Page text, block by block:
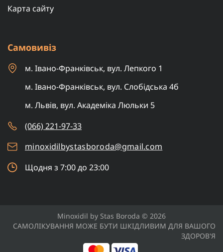
Карта сайту
Самовивіз
м. Івано-Франківськ, вул. Лепкого 1
м. Івано-Франківськ, вул. Слобідська 4б
м. Львів, вул. Академіка Люльки 5
(066) 221-97-33
minoxidilbystasboroda@gmail.com
Щодня з 7:00 до 23:00
Minoxidil by Stas Boroda © 2026
САМОЛІКУВАННЯ МОЖЕ БУТИ ШКІДЛИВИМ ДЛЯ ВАШОГО
ЗДОРОВ'Я